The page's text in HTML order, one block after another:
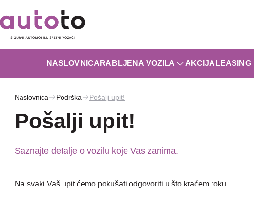
NASLOVNICA RABLJENA VOZILA AKCIJA LEASING
Naslovnica Podrška Pošalji upit!
Pošalji upit!
Saznajte detalje o vozilu koje Vas zanima.
Na svaki Vaš upit ćemo pokušati odgovoriti u što kraćem roku